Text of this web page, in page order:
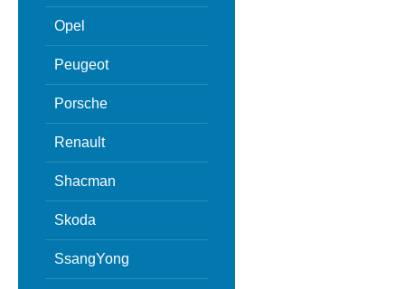
Opel
Peugeot
Porsche
Renault
Shacman
Skoda
SsangYong